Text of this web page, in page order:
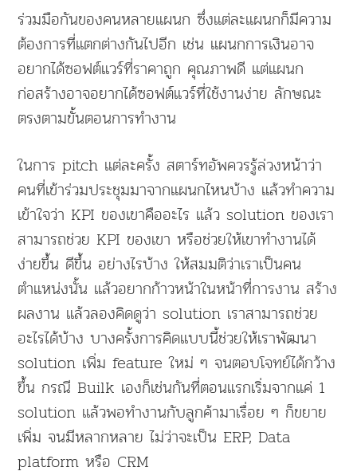
ร่วมมือกันของคนหลายแผนก ซึ่งแต่ละแผนกก็มีความ
ต้องการที่แตกต่างกันไปอีก เช่น แผนกการเงินอาจ
อยากได้ซอฟต์แวร์ที่ราคาถูก คุณภาพดี แต่แผนก
ก่อสร้างอาจอยากได้ซอฟต์แวร์ที่ใช้งานง่าย ลักษณะ
ตรงตามขั้นตอนการทำงาน
ในการ pitch แต่ละครั้ง สตาร์ทอัพควรรู้ล่วงหน้าว่า
คนที่เข้าร่วมประชุมมาจากแผนกไหนบ้าง แล้วทำความ
เข้าใจว่า KPI ของเขาคืออะไร แล้ว solution ของเรา
สามารถช่วย KPI ของเขา หรือช่วยให้เขาทำงานได้
ง่ายขึ้น ดีขึ้น อย่างไรบ้าง ให้สมมติว่าเราเป็นคน
ตำแหน่งนั้น แล้วอยากก้าวหน้าในหน้าที่การงาน สร้าง
ผลงาน แล้วลองคิดดูว่า solution เราสามารถช่วย
อะไรได้บ้าง บางครั้งการคิดแบบนี้ช่วยให้เราพัฒนา
solution เพิ่ม feature ใหม่ ๆ จนตอบโจทย์ได้กว้าง
ขึ้น กรณี Builk เองก็เช่นกันที่ตอนแรกเริ่มจากแค่ 1
solution แล้วพอทำงานกับลูกค้ามาเรื่อย ๆ ก็ขยาย
เพิ่ม จนมีหลากหลาย ไม่ว่าจะเป็น ERP, Data
platform หรือ CRM